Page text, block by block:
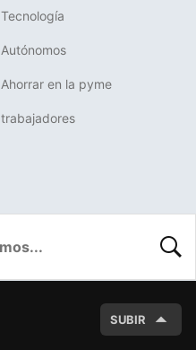
Tecnología
Autónomos
Ahorrar en la pyme
trabajadores
SUBIR